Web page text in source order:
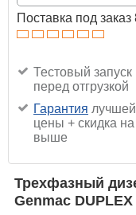
Поставка под заказ
Тестовый запуск
перед отгрузкой
Гарантия лучшей
цены + скидка
выше
Трехфазный
Genmac DUPLEX